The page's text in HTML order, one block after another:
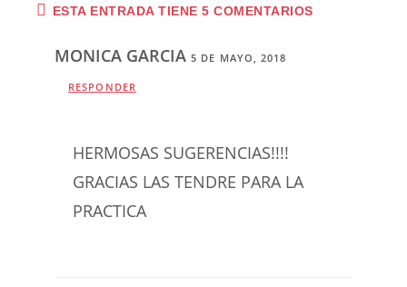
ESTA ENTRADA TIENE 5 COMENTARIOS
MONICA GARCIA 5 DE MAYO, 2018
RESPONDER
HERMOSAS SUGERENCIAS!!!!
GRACIAS LAS TENDRE PARA LA
PRACTICA